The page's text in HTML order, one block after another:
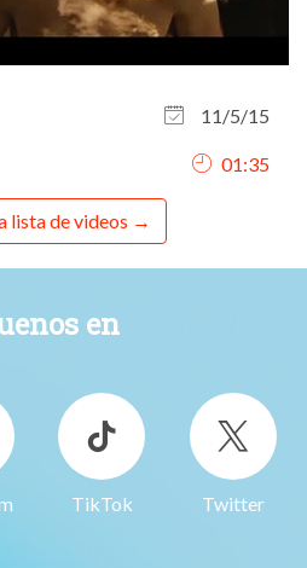
11/5/15
01:35
lista de videos
en
TikTok Twitter